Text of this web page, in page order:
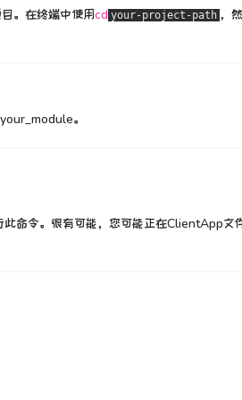
。 在终端中使用cd your-project-path ，
。
命令。 很有可能，您可能正在ClientApp文